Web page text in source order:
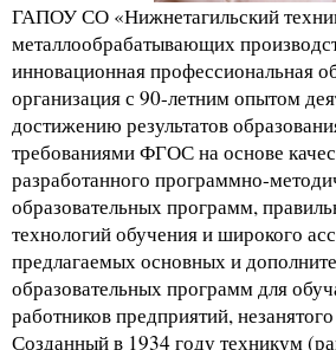
ГАПОУ СО «Нижнетагильский
металлообрабатывающих
инновационная профессиональная
организация с 90-летним опытом
достижению результатов
требованиями ФГОС на основе
разработанного программно-
образовательных программ,
технологий обучения и широкого
предлагаемых основных и
образовательных программ для
работников предприятий,
Созданный в 1934 году техникум